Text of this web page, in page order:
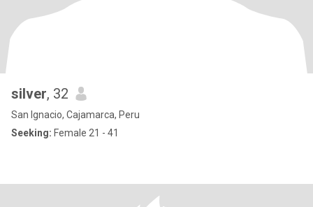
silver, 32
San Ignacio, Cajamarca, Peru
Seeking: Female 21 - 41